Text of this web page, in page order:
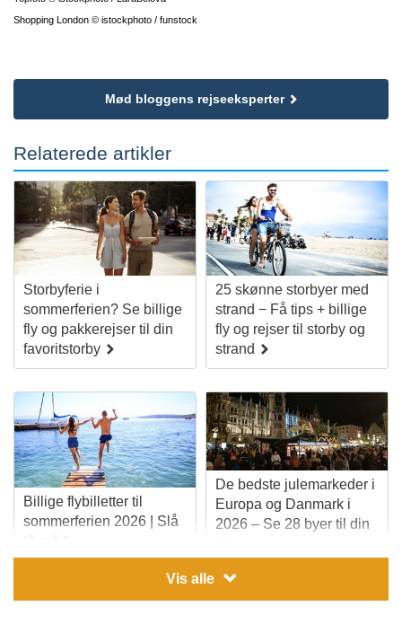
Shopping London © istockphoto / funstock
Mød bloggens rejseeksperter
Relaterede artikler
Storbyferie i
sommerferien? Se billige
fly og pakkerejser til din
favoritstorby
25 skønne storbyer med
strand − Få tips + billige
fly og rejser til storby og
strand
Billige flybilletter til
sommerferien 2026 | Slå
til nu!
De bedste julemarkeder i
Europa og Danmark i
2026 – Se 28 byer til din
Vis alle